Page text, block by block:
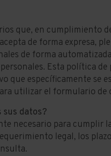
que, en cumplimiento
de forma expresa,
de forma
Esta política
que específicamente se
utilizar el formulario de
sus datos?
necesario para cumplir
legal, los